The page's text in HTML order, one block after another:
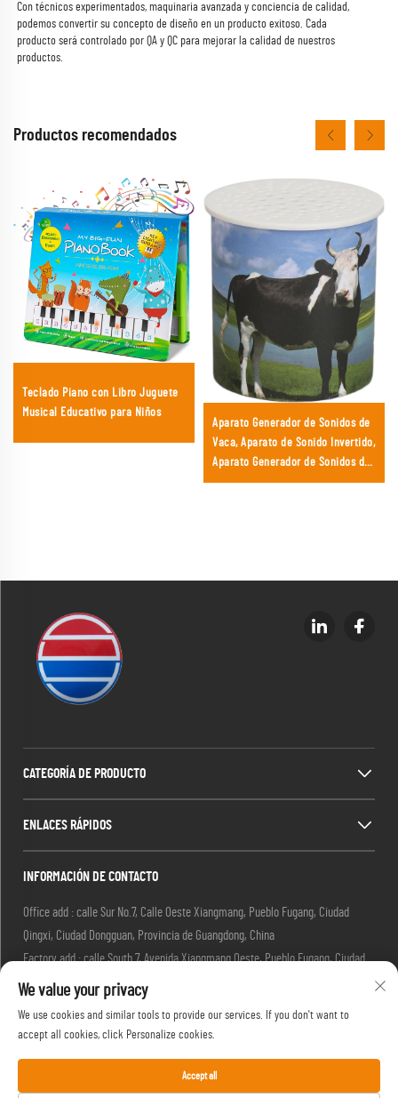
Con técnicos experimentados, maquinaria avanzada y conciencia de calidad,
podemos convertir su concepto de diseño en un producto exitoso. Cada
producto será controlado por QA y QC para mejorar la calidad de nuestros
productos.
Productos recomendados
Teclado Piano con Libro Juguete
Musical Educativo para Niños
Aparato Generador de Sonidos de
Vaca, Aparato de Sonido Invertido,
Aparato Generador de Sonidos de
Vaca Divertido
CATEGORÍA DE PRODUCTO
ENLACES RÁPIDOS
INFORMACIÓN DE CONTACTO
Office add : calle Sur No.7, Calle Oeste Xiangmang, Pueblo Fugang, Ciudad
Qingxi, Ciudad Dongguan, Provincia de Guangdong, China
Factory add : calle South 7, Avenida Xiangmang Oeste, Pueblo Fugang, Ciudad
Qingxi, Ciudad Dongguan, Provincia de Guangdong, China.
+86-18576439082
We value your privacy
We use cookies and similar tools to provide our services. If you don't want to
accept all cookies, click Personalize cookies.
Accept all